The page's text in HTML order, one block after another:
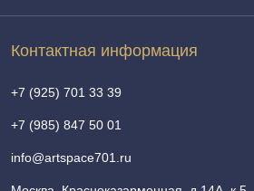
Контактная информация
+7 (925) 701 33 39
+7 (985) 847 50 01
info@artspace701.ru